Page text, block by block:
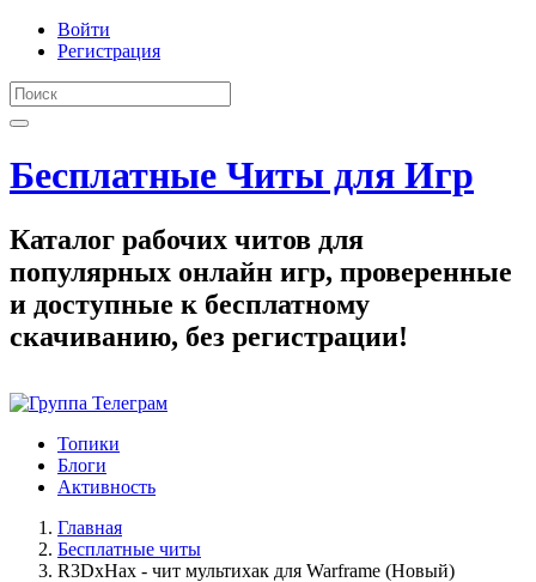
Войти
Регистрация
Бесплатные Читы для Игр
Каталог рабочих читов для
популярных онлайн игр, проверенные
и доступные к бесплатному
скачиванию, без регистрации!
Топики
Блоги
Активность
Главная
Бесплатные читы
R3DxHax - чит мультихак для Warframe (Новый)